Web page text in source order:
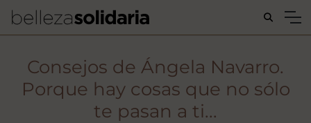
Buscar...
Consejos de Ángela Navarro.
Porque hay cosas que no sólo
te pasan a ti...